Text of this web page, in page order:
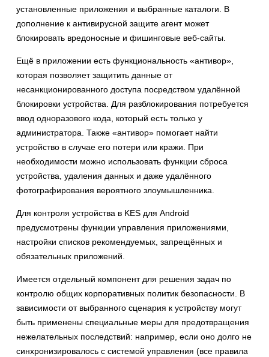
установленные приложения и выбранные каталоги. В
дополнение к антивирусной защите агент может
блокировать вредоносные и фишинговые веб-сайты.
Ещё в приложении есть функциональность «антивор»,
которая позволяет защитить данные от
несанкционированного доступа посредством удалённой
блокировки устройства. Для разблокирования потребуется
ввод одноразового кода, который есть только у
администратора. Также «антивор» помогает найти
устройство в случае его потери или кражи. При
необходимости можно использовать функции сброса
устройства, удаления данных и даже удалённого
фотографирования вероятного злоумышленника.
Для контроля устройства в KES для Android
предусмотрены функции управления приложениями,
настройки списков рекомендуемых, запрещённых и
обязательных приложений.
Имеется отдельный компонент для решения задач по
контролю общих корпоративных политик безопасности. В
зависимости от выбранного сценария к устройству могут
быть применены специальные меры для предотвращения
нежелательных последствий: например, если оно долго не
синхронизировалось с системой управления (все правила